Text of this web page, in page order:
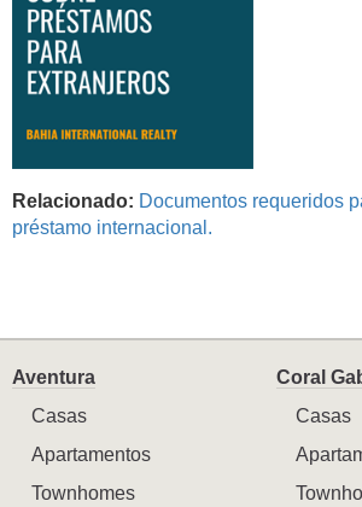
Relacionado: Documentos requeridos
préstamo internacional.
Aventura
Casas
Apartamentos
Townhomes
Coral
Casas